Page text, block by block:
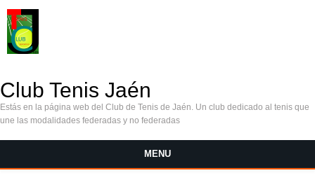
Club Tenis Jaén
Estás en la página web del Club de Tenis de Jaén. Un club dedicado al tenis que
une las modalidades federadas y no federadas
MENU